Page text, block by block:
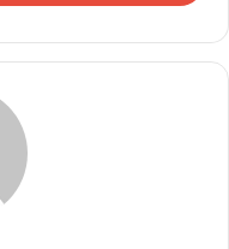
तैयारी, सीएम सम्राट चौधरी ने